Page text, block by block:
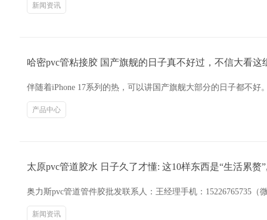
新闻资讯
哈密pvc管粘接胶 国产旗舰的日子真不好过，不信大看这
伴随着iPhone 17系列的热，可以讲国产旗舰大部分的日子都不
产品中心
太原pvc管道胶水 日子久了才懂: 这10样东西是“生活累赘
奥力斯pvc管道管件胶批发联系人：王经理手机：15226765735
新闻资讯